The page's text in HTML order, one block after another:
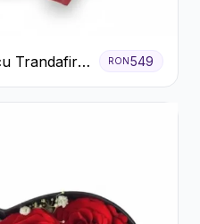
Trandafiri
RON 549